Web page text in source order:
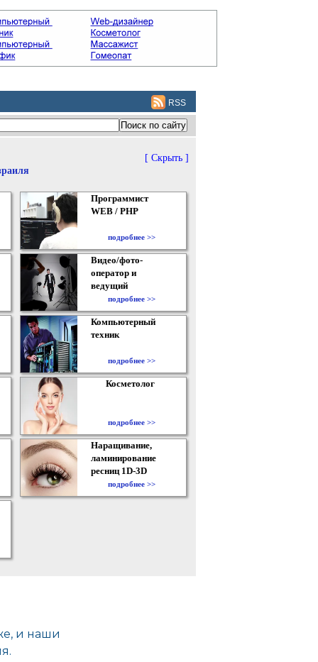
RSS
[ Скрыть ]
Программист
WEB / PHP
подробнее >>
Видео/фото-
оператор и
ведущий
подробнее >>
Компьютерный
техник
подробнее >>
Косметолог
подробнее >>
Наращивание,
ламинирование
ресниц 1D-3D
подробнее >>